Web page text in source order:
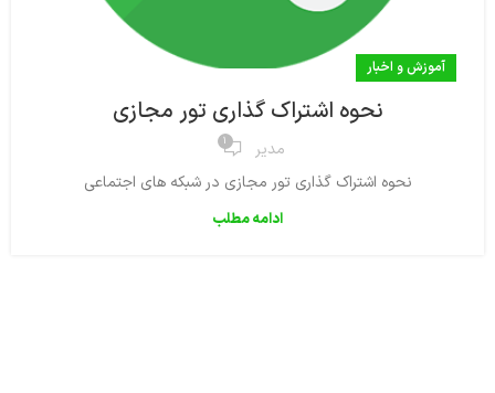
آموزش و اخبار
نحوه اشتراک گذاری تور مجازی
مدیر 1
نحوه اشتراک گذاری تور مجازی در شبکه های اجتماعی
ادامه مطلب